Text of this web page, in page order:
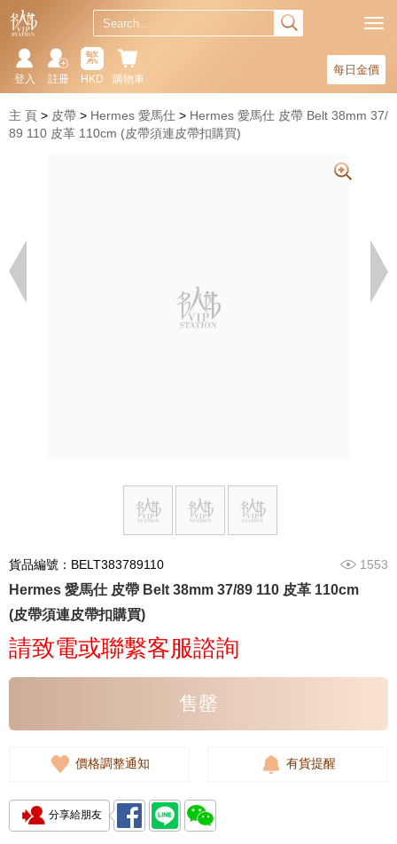
每日金價
購物車
繁
HKD
註冊
登入
主 頁 皮帶 Hermes 愛馬仕
Hermes 愛馬仕 皮帶 Belt 38mm 37/
89 110 皮革 110cm (皮帶須連皮帶扣購買)
貨品編號：BELT383789110 1553
Hermes 愛馬仕 皮帶 Belt 38mm 37/89 110 皮革 110cm
(皮帶須連皮帶扣購買)
請致電或聯繫客服諮詢
售罄
價格調整通知 有貨提醒
分享給朋友